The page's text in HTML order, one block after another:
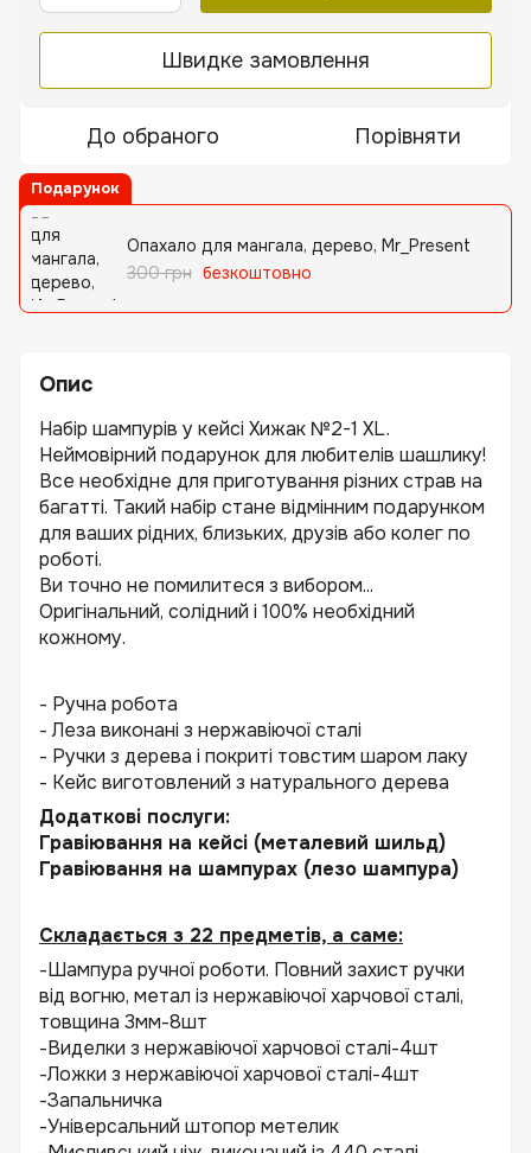
Швидке замовлення
До обраного Порівняти
Подарунок
Опахало для мангала, дерево, Mr_Present
300 грн безкоштовно
Опис
Набір шампурів у кейсі Хижак №2-1 XL.
Неймовірний подарунок для любителів шашлику!
Все необхідне для приготування різних страв на
багатті. Такий набір стане відмінним подарунком
для ваших рідних, близьких, друзів або колег по
роботі.
Ви точно не помилитеся з вибором...
Оригінальний, солідний і 100% необхідний
кожному.
- Ручна робота
- Леза виконані з нержавіючої сталі
- Ручки з дерева і покриті товстим шаром лаку
- Кейс виготовлений з натурального дерева
Додаткові послуги:
Гравіювання на кейсі (металевий шильд)
Гравіювання на шампурах (лезо шампура)
Складається з 22 предметів, а саме:
-Шампура ручної роботи. Повний захист ручки
від вогню, метал із нержавіючої харчової сталі,
товщина 3мм-8шт
-Виделки з нержавіючої харчової сталі-4шт
-Ложки з нержавіючої харчової сталі-4шт
-Запальничка
-Універсальний штопор метелик